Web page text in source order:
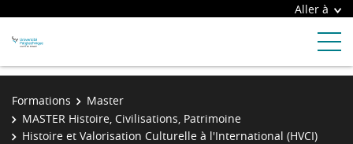
Aller à
Formations
Master
MASTER Histoire, Civilisations, Patrimoine
Histoire et Valorisation Culturelle à l'International (HVCI)